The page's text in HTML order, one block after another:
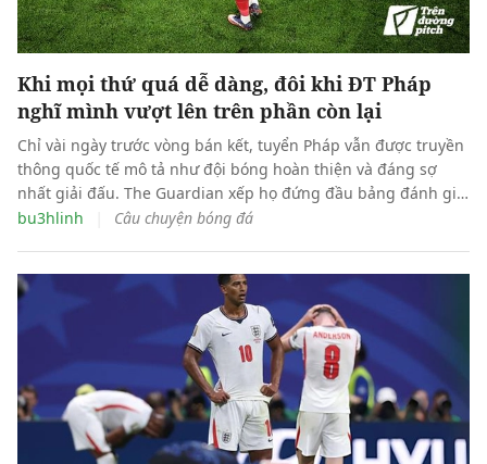
Khi mọi thứ quá dễ dàng, đôi khi ĐT Pháp
nghĩ mình vượt lên trên phần còn lại
Chỉ vài ngày trước vòng bán kết, tuyển Pháp vẫn được truyền
thông quốc tế mô tả như đội bóng hoàn thiện và đáng sợ
nhất giải đấu. The Guardian xếp họ đứng đầu bảng đánh giá
sức mạnh, đồng thời ca ngợi cuộc “tái sinh” của Deschamps:
bu3hlinh Câu chuyện bóng đá